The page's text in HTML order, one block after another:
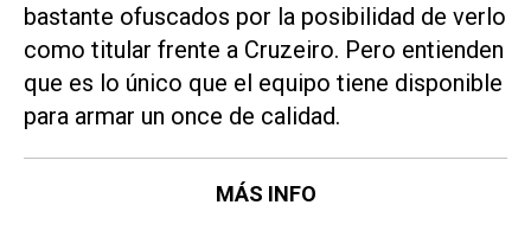
bastante ofuscados por la posibilidad de verlo
como titular frente a Cruzeiro. Pero entienden
que es lo único que el equipo tiene disponible
para armar un once de calidad.
MÁS INFO